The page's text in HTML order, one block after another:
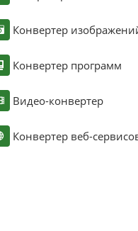
Конвертер
Конвертер программ
Видео-конвертер
Конвертер веб-